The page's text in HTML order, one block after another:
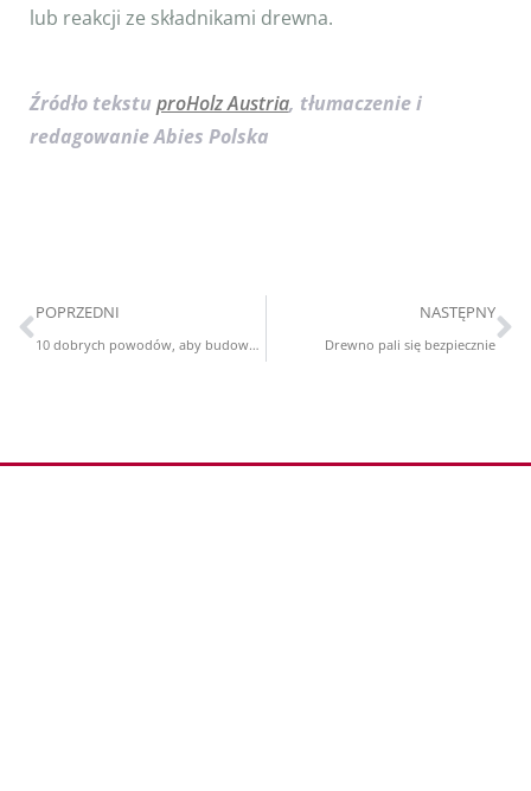
lub reakcji ze składnikami drewna.
Źródło tekstu proHolz Austria, tłumaczenie i
redagowanie Abies Polska
POPRZEDNI
10 dobrych powodów, aby budować z drewna
NASTĘPNY
Drewno pali się bezpiecznie